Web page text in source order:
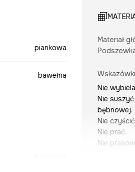
piankowa
bawełna
Materiał
Nie
Nie
bębnowej.
Nie
Nie prać.
Nie